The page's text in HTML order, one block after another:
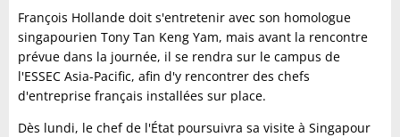
François Hollande doit s'entretenir avec son homologue
singapourien Tony Tan Keng Yam, mais avant la rencontre
prévue dans la journée, il se rendra sur le campus de
l'ESSEC Asia-Pacific, afin d'y rencontrer des chefs
d'entreprise français installées sur place.
Dès lundi, le chef de l'État poursuivra sa visite à Singapour